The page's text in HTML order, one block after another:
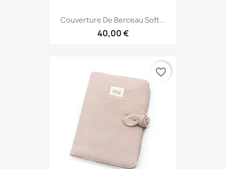
Couverture De Berceau Soft...
40,00 €
favorite_border